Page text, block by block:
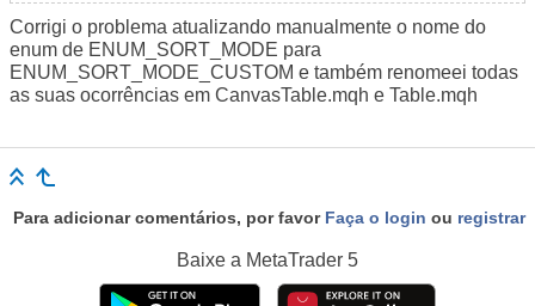
Corrigi o problema atualizando manualmente o nome do
enum de ENUM_SORT_MODE para
ENUM_SORT_MODE_CUSTOM e também renomeei todas
as suas ocorrências em CanvasTable.mqh e Table.mqh
Para adicionar comentários, por favor Faça o login ou registrar
Baixe a MetaTrader 5